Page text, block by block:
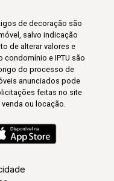
de decoração são
salvo indicação
de alterar valores e
condomínio e IPTU são
do processo de
anunciados pode
feitas no site
ou locação.